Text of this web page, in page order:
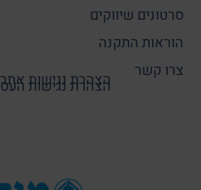
סרטונים שיווקים
הוראות התקנה
צרו קשר
הצהרת נגישות אתר
הצהרת נגישות העסק